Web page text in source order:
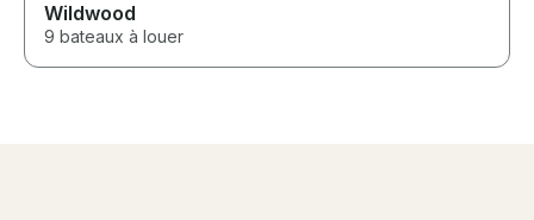
Wildwood
9 bateaux à louer